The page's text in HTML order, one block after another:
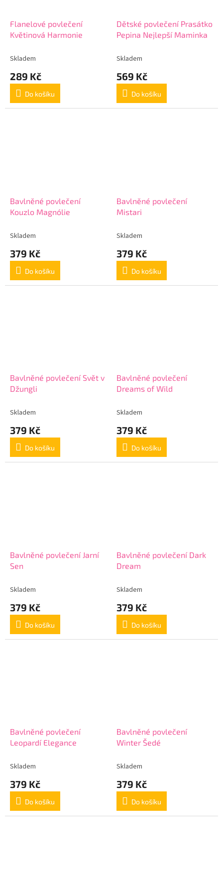
Flanelové povlečení
Květinová Harmonie
Skladem
289 Kč
Do košíku
Dětské povlečení Prasátko
Pepina Nejlepší Maminka
Skladem
569 Kč
Do košíku
Bavlněné povlečení
Kouzlo Magnólie
Skladem
379 Kč
Do košíku
Bavlněné povlečení
Mistari
Skladem
379 Kč
Do košíku
Bavlněné povlečení Svět v
Džungli
Skladem
379 Kč
Do košíku
Bavlněné povlečení
Dreams of Wild
Skladem
379 Kč
Do košíku
Bavlněné povlečení Jarní
Sen
Skladem
379 Kč
Do košíku
Bavlněné povlečení Dark
Dream
Skladem
379 Kč
Do košíku
Bavlněné povlečení
Leopardí Elegance
Skladem
379 Kč
Do košíku
Bavlněné povlečení
Winter Šedé
Skladem
379 Kč
Do košíku